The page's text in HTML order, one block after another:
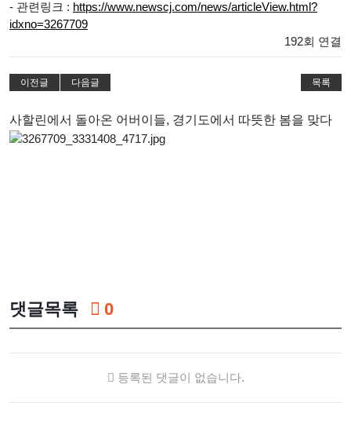
- 관련링크 : https://www.newscj.com/news/articleView.html?
idxno=3267709
192회 연결
이전글 다음글 목록
사할린에서 돌아온 어버이들, 경기도에서 따뜻한 봄을 맞다
댓글목록 0
등록된 댓글이 없습니다.